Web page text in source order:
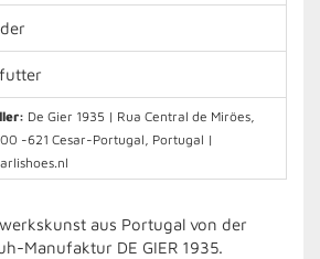
De Gier 1935 | Rua Central de Miröes,
-621 Cesar-Portugal, Portugal |
aus Portugal von der
Manufaktur DE GIER 1935.